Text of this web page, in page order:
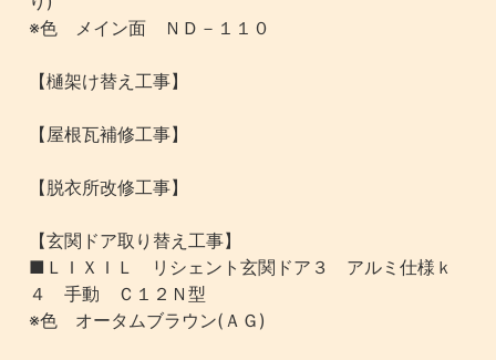
※色 メイン面 ＮＤ－１１０
【樋架け替え工事】
【屋根瓦補修工事】
【脱衣所改修工事】
【玄関ドア取り替え工事】
■ＬＩＸＩＬ リシェント玄関ドア３ アルミ仕様ｋ
４ 手動 Ｃ１２Ｎ型
※色 オータムブラウン(ＡＧ)